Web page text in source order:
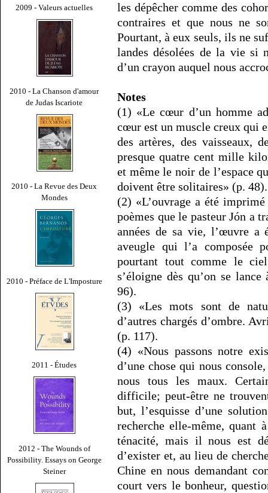
2009 - Valeurs actuelles
2010 - La Chanson d'amour
de Judas Iscariote
2010 - La Revue des Deux
Mondes
2010 - Préface de L'Imposture
2011 - Études
2012 - The Wounds of
Possibility. Essays on George
Steiner
les dépêcher comme des
contraires et que nous ne
Pourtant, à eux seuls, ils ne
landes désolées de la vie si
d’un crayon auquel nous
Notes
(1) «Le cœur d’un homme
cœur est un muscle creux qui
des artères, des vaisseaux,
presque quatre cent mille
et même le noir de l’espace
doivent être solitaires» (p. 48).
(2) «L’ouvrage a été
poèmes que le pasteur Jón a
années de sa vie, l’œuvre a
aveugle qui l’a composée
pourtant tout comme le
s’éloigne dès qu’on se
96).
(3) «Les mots sont de
d’autres chargés d’ombre.
(p. 117).
(4) «Nous passons notre
d’une chose qui nous
nous tous les maux.
difficile; peut-être ne
but, l’esquisse d’une
recherche elle-même, quant
ténacité, mais il nous est
d’exister et, au lieu de
Chine en nous demandant
court vers le bonheur,